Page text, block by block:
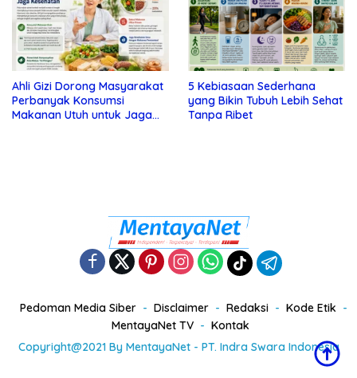
Ahli Gizi Dorong Masyarakat
Perbanyak Konsumsi
Makanan Utuh untuk Jaga
5 Kebiasaan Sederhana
yang Bikin Tubuh Lebih Sehat
Tanpa Ribet
Pedoman Media Siber Disclaimer Redaksi
Kode Etik
MentayaNet TV
Kontak
Copyright@2021 By MentayaNet - PT. Indra Swara Indonesia